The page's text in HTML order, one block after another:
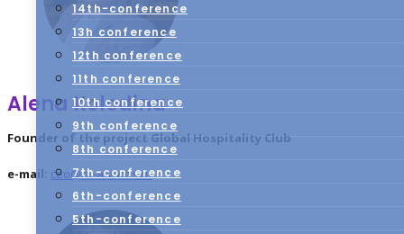
14th-conference
13h conference
12th conference
11th conference
10th conference
9th conference
8th conference
7th-conference
6th-conference
5th-conference
Alena Kolodina
Founder of the project Global Hospitality Club
e-mail: ceo@ru-awards.ru